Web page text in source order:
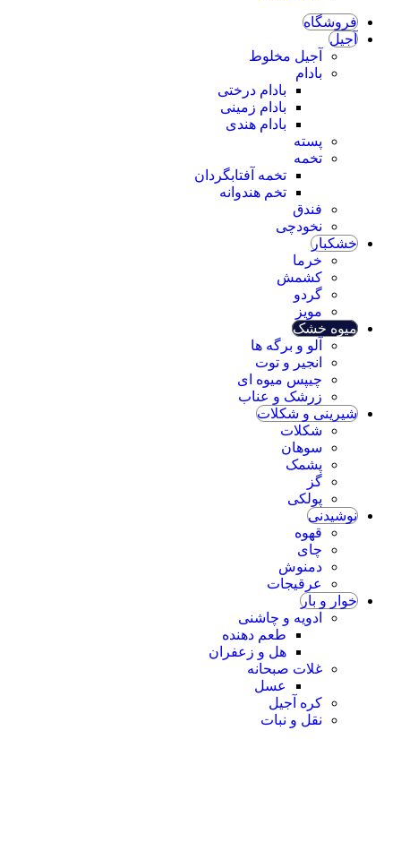
فروشگاه
آجیل
آجیل مخلوط
بادام
بادام درختی
بادام زمینی
بادام هندی
پسته
تخمه
تخمه آفتابگردان
تخم هندوانه
فندق
نخودچی
خشکبار
خرما
کشمش
گردو
مویز
میوه خشک
آلو و برگه ها
انجیر و توت
چیپس میوه ای
زرشک و عناب
شیرینی و شکلات
شکلات
سوهان
پشمک
گز
پولکی
نوشیدنی
قهوه
چای
دمنوش
عرقیجات
خوار و بار
ادویه و چاشنی
طعم دهنده
هل و زعفران
غلات صبحانه
عسل
کره آجیل
نقل و نبات